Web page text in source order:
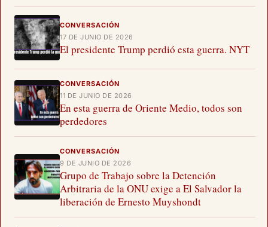
CONVERSACIÓN
17 DE JUNIO DE 2026
El presidente Trump perdió esta guerra. NYT
CONVERSACIÓN
11 DE JUNIO DE 2026
En esta guerra de Oriente Medio, todos son
perdedores
CONVERSACIÓN
9 DE JUNIO DE 2026
Grupo de Trabajo sobre la Detención
Arbitraria de la ONU exige a El Salvador la
liberación de Ernesto Muyshondt